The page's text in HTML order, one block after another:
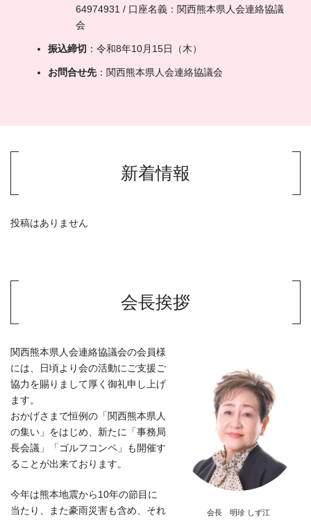
64974931 / 口座名義：関西熊本県人会連絡協議
会
振込締切 ：令和8年10月15日（木）
お問合せ先：関西熊本県人会連絡協議会
新着情報
投稿はありません
会長挨拶
会長 明珍 しず江
関西熊本県人会連絡協議会の会員様
には、日頃より会の活動にご支援ご
協力を賜りまして厚く御礼申し上げ
ます。
おかげさまで恒例の「関西熊本県人
の集い」をはじめ、新たに「事務局
長会議」「ゴルフコンペ」も開催す
ることが出来ております。
今年は熊本地震から10年の節目に
当たり、また豪雨災害も含め、それ